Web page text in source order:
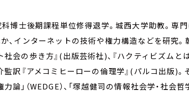
博士後期課程単位修得退学。城西大学助教。専
、インターネットの技術や権力構造などを研究。
会の歩き方』(出版芸術社)、『ハクティビズムとは
監訳『アメコミヒーローの倫理学』(パルコ出版)。
論」（WEDGE）、「塚越健司の情報社会学・社会